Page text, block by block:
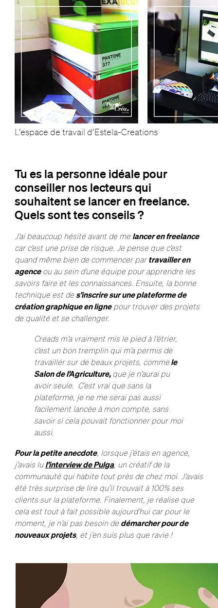
L’espace de travail d’Estela-Creations
Tu es la personne idéale pour
conseiller nos lecteurs qui
souhaitent se lancer en freelance.
Quels sont tes conseils ?
J’ai beaucoup hésité avant de me lancer en freelance
car c’est une prise de risque. Je pense que c’est
quand même bien de commencer par travailler en
agenceou au sein d’une équipe pour apprendre les
savoirs faire et les connaissances. Ensuite, la bonne
technique est de s’inscrire sur une plateforme de
création graphique en lignepour trouver des projets
de qualité et se challenger.
Creads m’a vraiment mis le pied à l’étrier,
c’est un bon tremplin qui m’a permis de
travailler sur de beaux projets, commele
Salon de l’Agriculture, que je n’aurai pu
avoir seule. C’est vrai que sans la
plateforme, je ne me serai pas aussi
facilement lancée à mon compte, sans
savoir si cela pouvait fonctionner pour moi
aussi.
Pour la petite anecdote, lorsque j’étais en agence,
j’avais lu l’interview de Pulga, un créatif de la
communauté qui habite tout près de chez moi. J’avais
été très surprise de lire qu’il trouvait à 100% ses
clients sur la plateforme. Finalement, je réalise que
cela est tout à fait possible aujourd’hui car pour le
moment, je n’ai pas besoin de démarcher pour de
nouveaux projets, et j’en suis plus que ravie !